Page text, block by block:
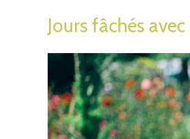
Jours fâchés